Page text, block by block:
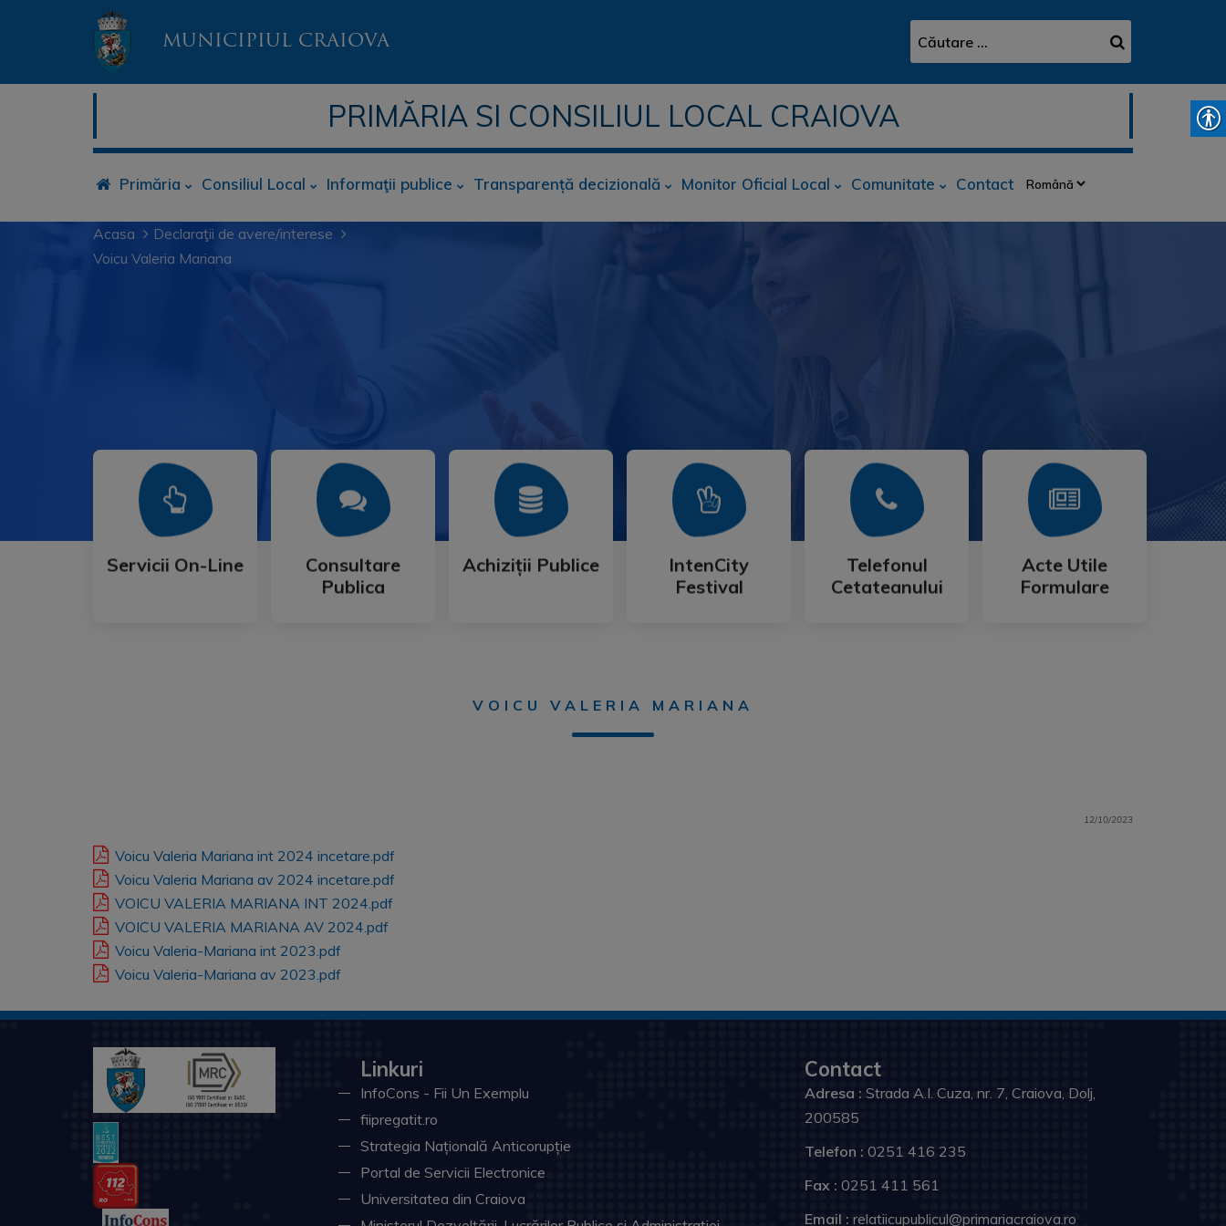
MUNICIPIUL CRAIOVA
PRIMĂRIA SI CONSILIUL LOCAL CRAIOVA
Primăria Consiliul Local Informaţii publice Transparență decizională Monitor Oficial Local Comunitate Contact
Acasa
Declaraţii de avere/interese
Voicu Valeria Mariana
Servicii On-Line
Servicii On-Line
Mai Mult
Consultare
Publica
Consultare
Publica
Mai Mult
Achiziții Publice
Achiziții Publice
Mai Mult
IntenCity
Festival
IntenCity
Festival
Mai Mult
Telefonul
Cetateanului
Telefonul
Cetateanului
Mai Mult
Acte Utile
Formulare
Acte Utile
Formulare
Mai Mult
VOICU VALERIA MARIANA
12/10/2023
Voicu Valeria Mariana int 2024 incetare.pdf
Voicu Valeria Mariana av 2024 incetare.pdf
VOICU VALERIA MARIANA INT 2024.pdf
VOICU VALERIA MARIANA AV 2024.pdf
Voicu Valeria-Mariana int 2023.pdf
Voicu Valeria-Mariana av 2023.pdf
Linkuri
InfoCons - Fii Un Exemplu
fiipregatit.ro
Strategia Națională Anticorupție
Portal de Servicii Electronice
Universitatea din Craiova
Contact
Adresa : Strada A.I. Cuza, nr. 7, Craiova, Dolj,
200585
Telefon : 0251 416 235
Fax : 0251 411 561
Email : relatiicupublicul@primariacraiova.ro